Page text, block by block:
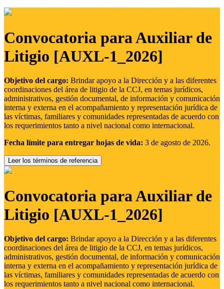
Convocatoria para Auxiliar de
Litigio [AUXL-1_2026]
Objetivo del cargo: Brindar apoyo a la Dirección y a las diferentes
coordinaciones del área de litigio de la CCJ, en temas jurídicos,
administrativos, gestión documental, de información y comunicación
interna y externa en el acompañamiento y representación jurídica de
las víctimas, familiares y comunidades representadas de acuerdo con
los requerimientos tanto a nivel nacional como internacional.
Fecha límite para entregar hojas de vida: 3 de agosto de 2026.
Leer los términos de referencia
Convocatoria para Auxiliar de
Litigio [AUXL-1_2026]
Objetivo del cargo: Brindar apoyo a la Dirección y a las diferentes
coordinaciones del área de litigio de la CCJ, en temas jurídicos,
administrativos, gestión documental, de información y comunicación
interna y externa en el acompañamiento y representación jurídica de
las víctimas, familiares y comunidades representadas de acuerdo con
los requerimientos tanto a nivel nacional como internacional.